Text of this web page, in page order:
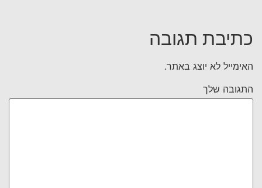
כתיבת תגובה
האימייל לא יוצג באתר.
התגובה שלך